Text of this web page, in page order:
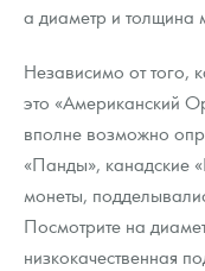
а диаметр и толщина
Независимо от того,
это «Американский
вполне возможно
«Панды», канадские
монеты,
Посмотрите на
низкокачественная